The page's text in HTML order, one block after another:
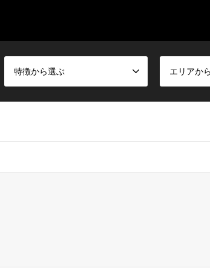
特徴から選ぶ エリアか